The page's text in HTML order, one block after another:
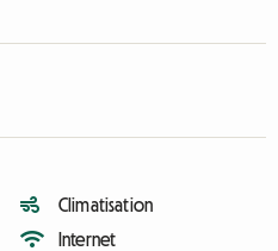
Climatisation
Internet